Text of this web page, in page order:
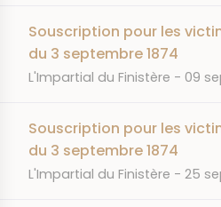
Souscription pour les
du 3 septembre 1874
JOURNAL
L'Impartial du Finistère DATE
09
Souscription pour les
du 3 septembre 1874
JOURNAL
L'Impartial du Finistère DATE
25